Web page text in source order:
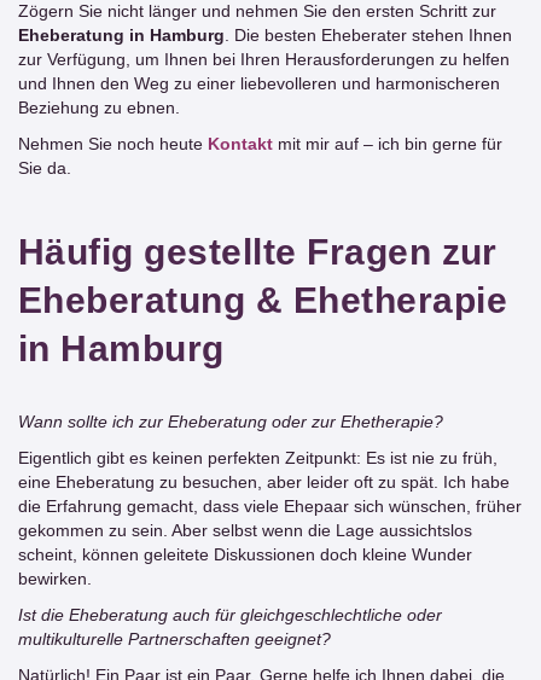
Zögern Sie nicht länger und nehmen Sie den ersten Schritt zur
Eheberatung in Hamburg . Die besten Eheberater stehen Ihnen
zur Verfügung, um Ihnen bei Ihren Herausforderungen zu helfen
und Ihnen den Weg zu einer liebevolleren und harmonischeren
Beziehung zu ebnen.
Nehmen Sie noch heute Kontakt mit mir auf – ich bin gerne für
Sie da.
Häufig gestellte Fragen zur
Eheberatung & Ehetherapie
in Hamburg
Wann sollte ich zur Eheberatung oder zur Ehetherapie?
Eigentlich gibt es keinen perfekten Zeitpunkt: Es ist nie zu früh,
eine Eheberatung zu besuchen, aber leider oft zu spät. Ich habe
die Erfahrung gemacht, dass viele Ehepaar sich wünschen, früher
gekommen zu sein. Aber selbst wenn die Lage aussichtslos
scheint, können geleitete Diskussionen doch kleine Wunder
bewirken.
Ist die Eheberatung auch für gleichgeschlechtliche oder
multikulturelle Partnerschaften geeignet?
Natürlich! Ein Paar ist ein Paar. Gerne helfe ich Ihnen dabei, die